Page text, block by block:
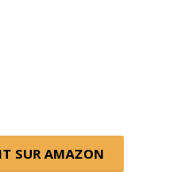
SUR AMAZON